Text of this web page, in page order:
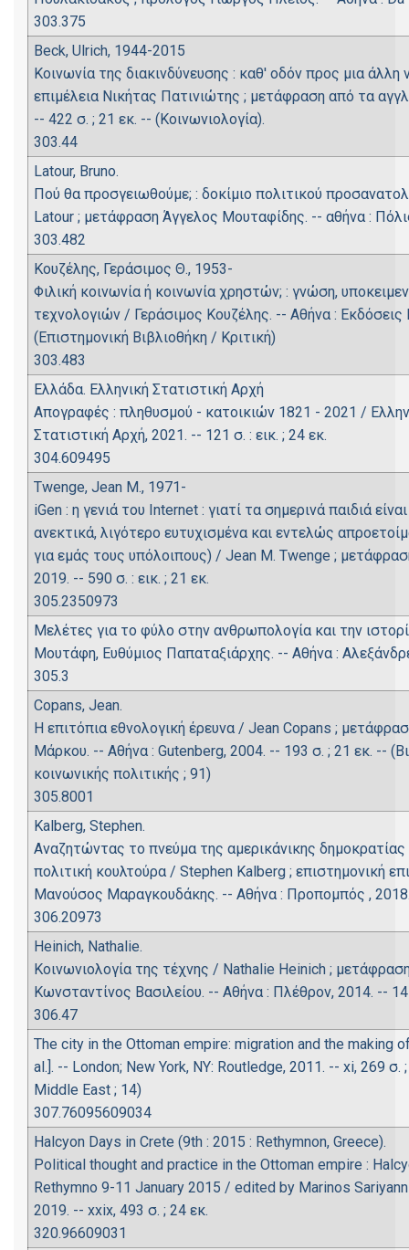
303.375
Beck, Ulrich, 1944-2015
Κοινωνία της διακινδύνευσης : καθ' οδόν προς μια
επιμέλεια Νικήτας Πατινιώτης ; μετάφραση από τα
-- 422 σ. ; 21 εκ. -- (Κοινωνιολογία).
303.44
Latour, Bruno.
Πού θα προσγειωθούμε; : δοκίμιο πολιτικού
Latour ; μετάφραση Άγγελος Μουταφίδης. -- αθήνα :
303.482
Κουζέλης, Γεράσιμος Θ., 1953-
Φιλική κοινωνία ή κοινωνία χρηστών; : γνώση,
τεχνολογιών / Γεράσιμος Κουζέλης. -- Αθήνα : Εκδόσεις
(Επιστημονική Βιβλιοθήκη / Κριτική)
303.483
Ελλάδα. Ελληνική Στατιστική Αρχή
Απογραφές : πληθυσμού - κατοικιών 1821 - 2021 /
Στατιστική Αρχή, 2021. -- 121 σ. : εικ. ; 24 εκ.
304.609495
Twenge, Jean M., 1971-
iGen : η γενιά του Internet : γιατί τα σημερινά παιδιά
ανεκτικά, λιγότερο ευτυχισμένα και εντελώς
για εμάς τους υπόλοιπους) / Jean M. Twenge ;
2019. -- 590 σ. : εικ. ; 21 εκ.
305.2350973
Μελέτες για το φύλο στην ανθρωπολογία και την
Μουτάφη, Ευθύμιος Παπαταξιάρχης. -- Αθήνα :
305.3
Copans, Jean.
Η επιτόπια εθνολογική έρευνα / Jean Copans ;
Μάρκου. -- Αθήνα : Gutenberg, 2004. -- 193 σ. ; 21 εκ. --
κοινωνικής πολιτικής ; 91)
305.8001
Kalberg, Stephen.
Αναζητώντας το πνεύμα της αμερικάνικης
πολιτική κουλτούρα / Stephen Kalberg ; επιστημονική
Μανούσος Μαραγκουδάκης. -- Αθήνα : Προπομπός ,
306.20973
Heinich, Nathalie.
Κοινωνιολογία της τέχνης / Nathalie Heinich ;
Κωνσταντίνος Βασιλείου. -- Αθήνα : Πλέθρον, 2014. --
306.47
The city in the Ottoman empire: migration and the making
al.]. -- London; New York, NY: Routledge, 2011. -- xi, 269
Middle East ; 14)
307.76095609034
Halcyon Days in Crete (9th : 2015 : Rethymnon, Greece).
Political thought and practice in the Ottoman empire :
Rethymno 9-11 January 2015 / edited by Marinos
2019. -- xxix, 493 σ. ; 24 εκ.
320.96609031